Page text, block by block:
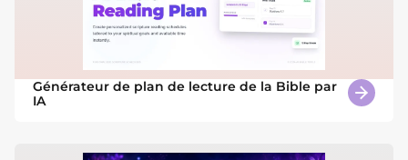
Générateur de plan de lecture de la Bible par
IA